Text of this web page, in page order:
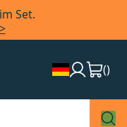
Set.
()